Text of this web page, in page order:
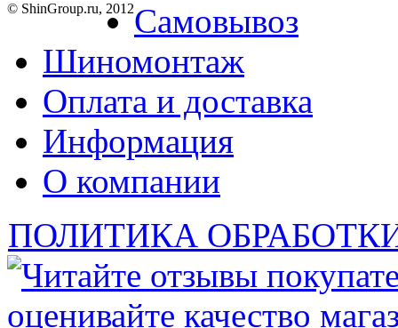
© ShinGroup.ru, 2012Самовывоз
Шиномонтаж
Оплата и доставка
Информация
О компании
ПОЛИТИКА